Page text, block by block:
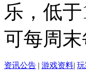
乐，低
可每周
资讯公告 | 游戏资料|